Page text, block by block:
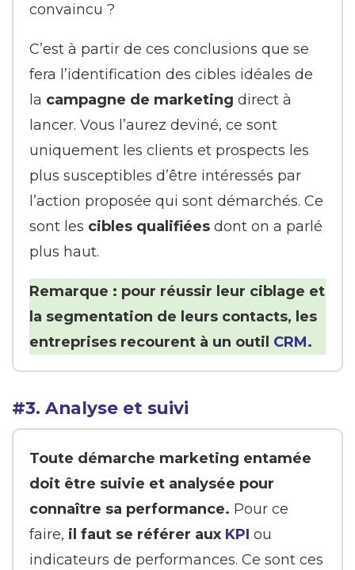
convaincu ?
C’est à partir de ces conclusions que se
fera l’identification des cibles idéales de
la campagne de marketing direct à
lancer. Vous l’aurez deviné, ce sont
uniquement les clients et prospects les
plus susceptibles d’être intéressés par
l’action proposée qui sont démarchés. Ce
sont les cibles qualifiées dont on a parlé
plus haut.
Remarque : pour réussir leur ciblage et
la segmentation de leurs contacts, les
entreprises recourent à un outil CRM.
#3. Analyse et suivi
Toute démarche marketing entamée
doit être suivie et analysée pour
connaître sa performance. Pour ce
faire, il faut se référer aux KPI ou
indicateurs de performances. Ce sont ces